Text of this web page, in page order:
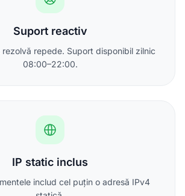
Suport reactiv
rezolvă repede. Suport disponibil zilnic
08:00–22:00.
IP static inclus
includ cel puțin o adresă IPv4